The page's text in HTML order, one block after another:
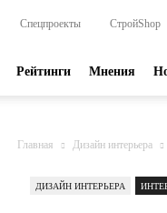
Спецпроекты СтройShop
Рейтинги Мнения
Главная Дизайн интерьера
ДИЗАЙН ИНТЕРЬЕРА